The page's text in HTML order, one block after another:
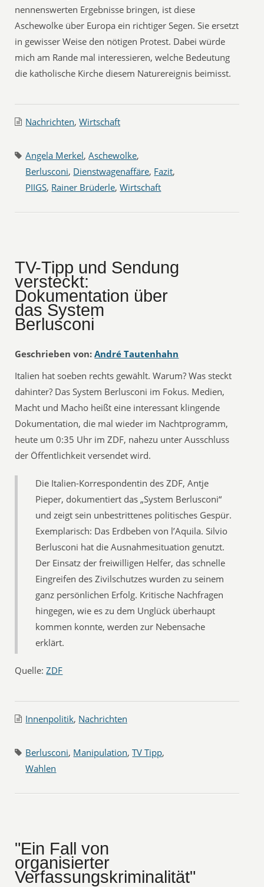
nennenswerten Ergebnisse bringen, ist diese
Aschewolke über Europa ein richtiger Segen. Sie ersetzt
in gewisser Weise den nötigen Protest. Dabei würde
mich am Rande mal interessieren, welche Bedeutung
die katholische Kirche diesem Naturereignis beimisst.
Nachrichten,Wirtschaft
Angela Merkel,Aschewolke,
Berlusconi, Dienstwagenaffäre, Fazit,
PIIGS, Rainer Brüderle,Wirtschaft
TV-Tipp und Sendung
versteckt:
Dokumentation über
das System
Berlusconi
Geschrieben von: André Tautenhahn
Italien hat soeben rechts gewählt. Warum? Was steckt
dahinter? Das System Berlusconi im Fokus. Medien,
Macht und Macho heißt eine interessant klingende
Dokumentation, die mal wieder im Nachtprogramm,
heute um 0:35 Uhr im ZDF, nahezu unter Ausschluss
der Öffentlichkeit versendet wird.
Die Italien-Korrespondentin des ZDF, Antje
Pieper, dokumentiert das „System Berlusconi“
und zeigt sein unbestrittenes politisches Gespür.
Exemplarisch: Das Erdbeben von l’Aquila. Silvio
Berlusconi hat die Ausnahmesituation genutzt.
Der Einsatz der freiwilligen Helfer, das schnelle
Eingreifen des Zivilschutzes wurden zu seinem
ganz persönlichen Erfolg. Kritische Nachfragen
hingegen, wie es zu dem Unglück überhaupt
kommen konnte, werden zur Nebensache
erklärt.
Quelle:ZDF
Innenpolitik, Nachrichten
Berlusconi, Manipulation,TV Tipp,
Wahlen
"Ein Fall von
organisierter
Verfassungskriminalität"